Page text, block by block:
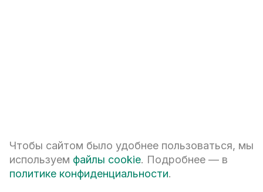
Я ознакомлен с
Политикой обработки персональных данных
Чтобы сайтом было удобнее пользоваться, мы
используем файлы cookie. Подробнее — в
политике конфиденциальности.